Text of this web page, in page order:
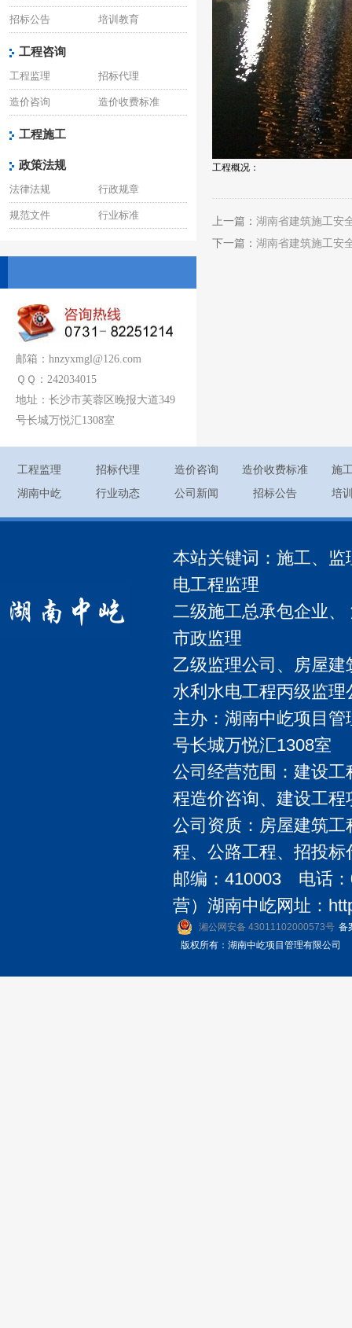
招标公告 培训教育
工程咨询
工程监理 招标代理
造价咨询 造价收费标准
工程施工
政策法规
法律法规 行政规章
规范文件 行业标准
邮箱：hnzyxmgl@126.com
ＱＱ：242034015
地址：长沙市芙蓉区晚报大道349
号长城万悦汇1308室
工程概况：
上一篇： 湖南省建筑施工安
下一篇： 湖南省建筑施工安
工程监理 招标代理 造价咨询 造价收费标准
施
湖南中屹
行业动态 公司新闻 招标公告 培
本站关键词：施工、
电工程监理
二级施工总承包企业
市政监理
乙级监理公司、房屋
水利水电工程丙级监理
主办：湖南中屹项目
号长城万悦汇1308室
公司经营范围：建设
程造价咨询、建设工
公司资质：房屋建筑
程、公路工程、招投标
邮编：410003 电话：
营）湖南中屹网址：
湘公网安备 43011102000573号 备
版权所有：湖南中屹项目管理有限公司